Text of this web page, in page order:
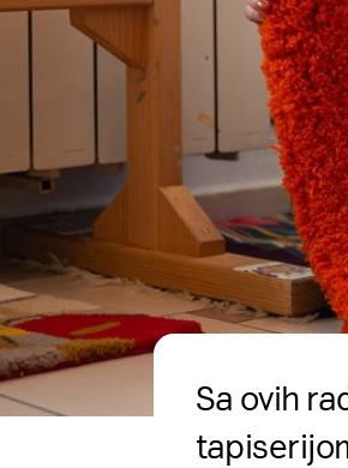
Sa ovih